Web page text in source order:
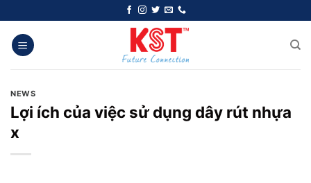
đến
nội
dung
NEWS
Lợi ích của việc sử dụng dây rút nhựa
x